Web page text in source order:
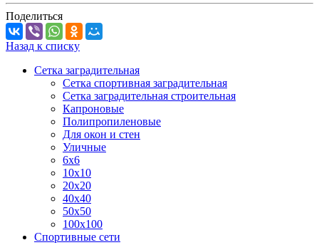
Поделиться
Назад к списку
Сетка заградительная
Сетка спортивная заградительная
Сетка заградительная строительная
Капроновые
Полипропиленовые
Для окон и стен
Уличные
6х6
10х10
20х20
40х40
50х50
100х100
Спортивные сети